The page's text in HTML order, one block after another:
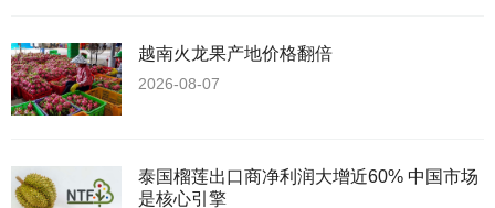
越南火龙果产地价格翻倍
2026-08-07
泰国榴莲出口商净利润大增近60% 中国市场
是核心引擎